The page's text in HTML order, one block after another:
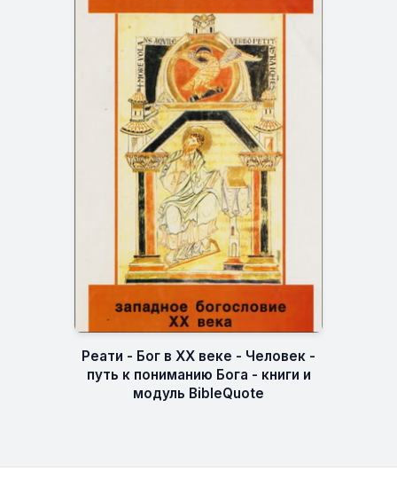
Реати - Бог в XX веке - Человек -
путь к пониманию Бога - книги и
модуль BibleQuote